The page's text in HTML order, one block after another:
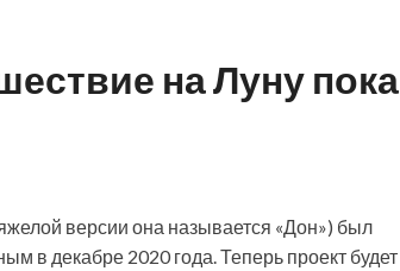
на Луну пока
версии она называется «Дон») был
в декабре 2020 года. Теперь проект будет